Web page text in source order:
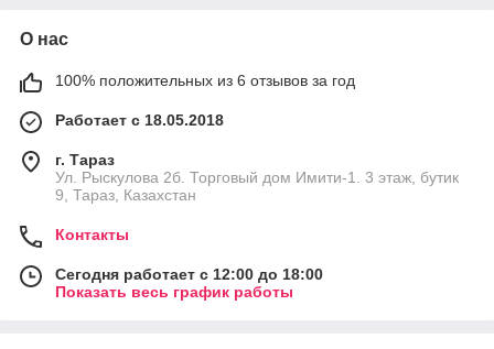
О нас
100% положительных из 6 отзывов за год
Работает с 18.05.2018
г. Тараз
Ул. Рыскулова 2б. Торговый дом Имити-1. 3 этаж, бутик
9, Тараз, Казахстан
Контакты
Сегодня работает с 12:00 до 18:00
Показать весь график работы